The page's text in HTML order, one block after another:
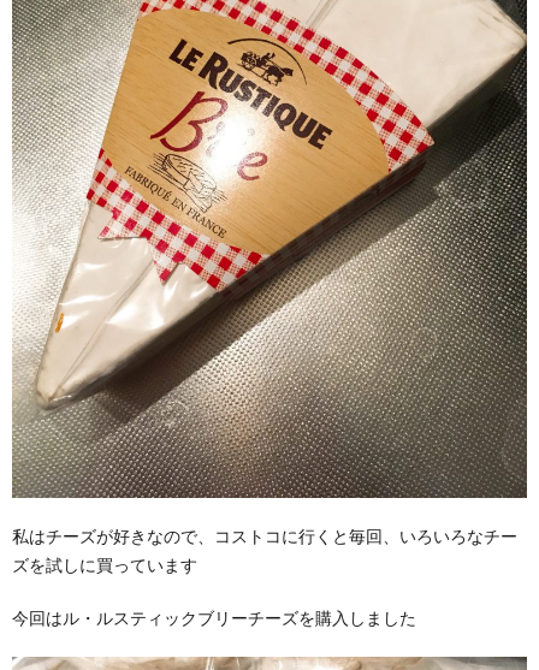
私はチーズが好きなので、コストコに行くと毎回、いろいろなチー
ズを試しに買っています
今回はル・ルスティックブリーチーズを購入しました